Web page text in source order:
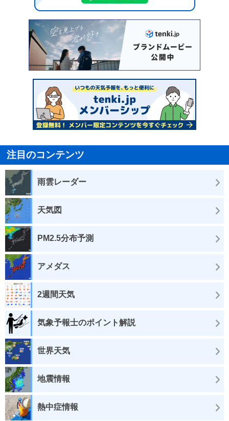
注目のコンテンツ
雨雲レーダー
天気図
PM2.5分布予測
アメダス
2週間天気
気象予報士のポイント解説
世界天気
地震情報
熱中症情報